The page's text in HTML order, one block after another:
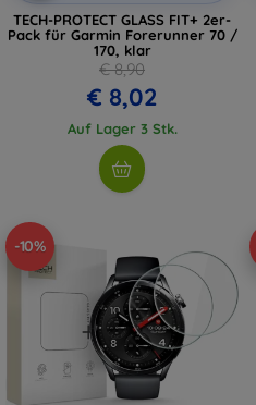
TECH-PROTECT GLASS FIT+ 2er-
Pack für Garmin Forerunner 70 /
170, klar
€ 8,90
€ 8,02
Auf Lager 3 Stk.
-10%